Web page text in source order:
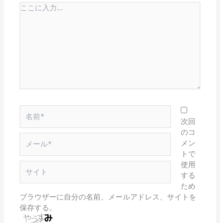
こ
前
*
ー
ル
次回
のコ
メン
トで
使用
する
ため
ブラウザーに自分の名前、メールアドレス、サイトを
保存する。